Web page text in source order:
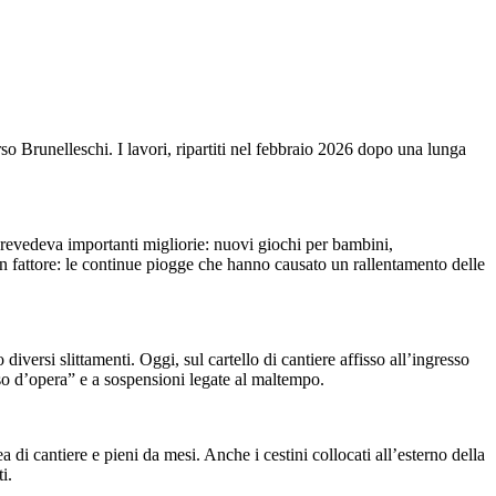
Brunelleschi. I lavori, ripartiti nel febbraio 2026 dopo una lunga
importanti migliorie: nuovi giochi per bambini,
le continue piogge che hanno causato un rallentamento delle
slittamenti. Oggi, sul cartello di cantiere affisso all’ingresso
e a sospensioni legate al maltempo.
cantiere e pieni da mesi. Anche i cestini collocati all’esterno della